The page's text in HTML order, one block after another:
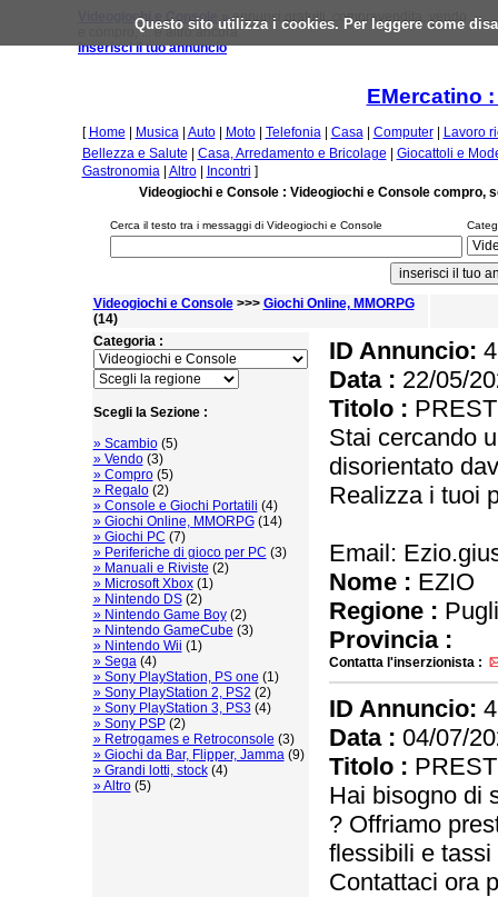
Questo sito utilizza i cookies. Per leggere come
Videogiochi e Console »annunci gratuiti, compravendita, vendo
e compro, ... e altro ancora
inserisci il tuo annuncio
EMercatino
[ Home Musica| Auto| Moto| Telefonia| Casa| Computer|
Lavoro
Bellezza e Salute
Casa, Arredamento e Bricolage
Giocattoli e
Gastronomia| Altro| Incontri ]
Videogiochi e Console : Videogiochi e Console compro,
Cerca il testo tra i messaggi di Videogiochi e Console
Videogiochi e Console>>> Giochi Online, MMORPG
(14)
Categoria :
Scegli la Sezione :
» Scambio(5)
» Vendo(3)
» Compro(5)
» Regalo(2)
» Console e Giochi Portatili (4)
» Giochi Online, MMORPG(14)
» Giochi PC (7)
» Periferiche di gioco per PC (3)
» Manuali e Riviste (2)
» Microsoft Xbox(1)
» Nintendo DS(2)
» Nintendo Game Boy(2)
» Nintendo GameCube (3)
» Nintendo Wii (1)
» Sega(4)
» Sony PlayStation, PS one (1)
» Sony PlayStation 2, PS2 (2)
» Sony PlayStation 3, PS3 (4)
» Sony PSP(2)
» Retrogames e Retroconsole (3)
» Giochi da Bar, Flipper, Jamma(9)
» Grandi lotti, stock(4)
» Altro(5)
ID Annuncio:
Data : 22/05/
Titolo :
Stai cercando
disorientato
Realizza i tuoi
Email:
Nome : EZIO
Regione :
Provincia :
Contatta l'inserzionista :
ID Annuncio:
Data : 04/07/
Titolo :
Hai bisogno di
? Offriamo
flessibili e
Contattaci ora